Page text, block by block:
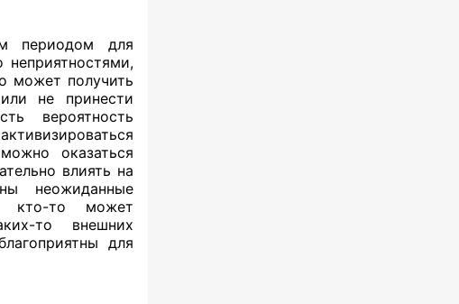
периодом для
может получить
не принести
вероятность
оказаться
влиять на
неожиданные
кто-то может
то внешних
для